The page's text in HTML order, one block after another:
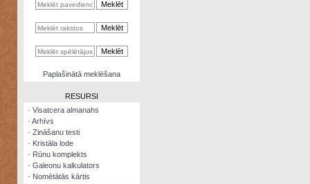
kalkulators
NomētātāsPaplašinātā meklēšana
RESURSI
· Visatcera almanahs
· Arhīvs
· Zināšanu testi
· Kristāla lode
· Rūnu komplekts
· Galeonu kalkulators
· Nomētātās kārtis